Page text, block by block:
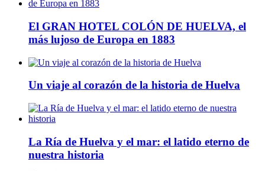
El GRAN HOTEL COLÓN DE HUELVA, el
más lujoso de Europa en 1883
Un viaje al corazón de la historia de Huelva
La Ría de Huelva y el mar: el latido eterno de
nuestra historia